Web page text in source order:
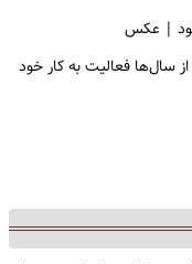
|‌ عکس
سال‌ها فعالیت به کار خود